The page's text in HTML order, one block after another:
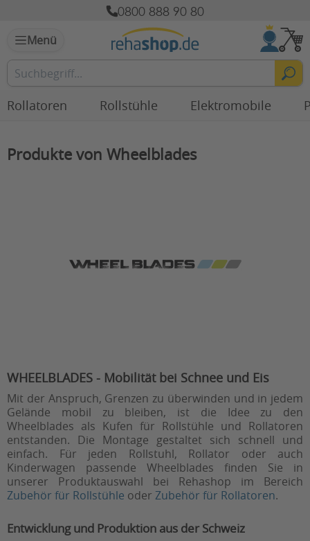
0800 888 90 80
Menü
Rollatoren Rollstühle Elektromobile
Produkte von Wheelblades
WHEELBLADES - Mobilität bei Schnee und Eis
Mit der Anspruch, Grenzen zu überwinden und in jedem
Gelände mobil zu bleiben, ist die Idee zu den
Wheelblades als Kufen für Rollstühle und Rollatoren
entstanden. Die Montage gestaltet sich schnell und
einfach. Für jeden Rollstuhl, Rollator oder auch
Kinderwagen passende Wheelblades finden Sie in
unserer Produktauswahl bei Rehashop im Bereich
Zubehör für Rollstühle oder Zubehör für Rollatoren.
Entwicklung und Produktion aus der Schweiz